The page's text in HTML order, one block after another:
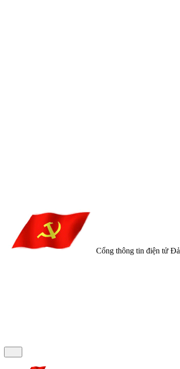
Cổng thông tin điện tử